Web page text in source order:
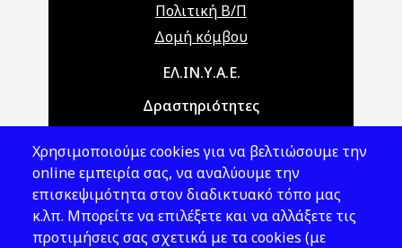
Πολιτική Β/Π
Δομή κόμβου
Main navigationΕΛ.ΙΝ.Υ.Α.Ε.
Δραστηριότητες
Νομοθεσία
Εκδόσεις
Νέα - Εκδηλώσεις
Χρησιμοποιούμε cookies για να βελτιώσουμε την
online εμπειρία σας, να αναλύουμε την
επισκεψιμότητα στον διαδικτυακό τόπο μας
κ.λπ. Μπορείτε να επιλέξετε και να αλλάξετε τις
προτιμήσεις σας σχετικά με τα cookies (με